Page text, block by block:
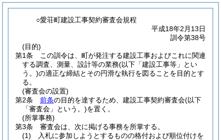
○愛荘町建設工事契約審査会規程
平成18年2月13日
訓令第38号
(目的)
第1条
この訓令は、町が発注する建設工事およびこれに関連
する調査、測量、設計等の業務(以下「建設工事等」とい
う。)の適正な締結とその円滑な執行を図ることを目的とす
る。
(審査会の設置)
第2条
前条の目的を達するため、建設工事契約審査会(以下
「審査会」という。)を置く。
(所掌事務)
第3条
審査会は、次に掲げる事務を所掌する。
(1)
入札に参加しようとするものの格付および順位付けを